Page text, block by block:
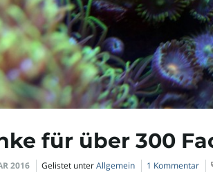
für über 300
2016 Gelistet unterAllgemein 1 Kommentar